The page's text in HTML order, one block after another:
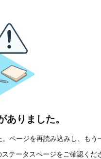
りました。
ページを再読み込みし、もう
ステータスページをご確認くだ